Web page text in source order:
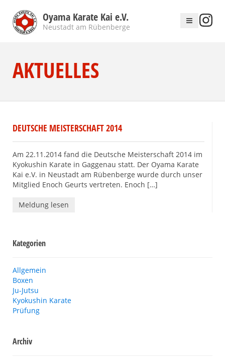
Oyama Karate Kai e.V.
Neustadt am Rübenberge
AKTUELLES
DEUTSCHE MEISTERSCHAFT 2014
Am 22.11.2014 fand die Deutsche Meisterschaft 2014 im
Kyokushin Karate in Gaggenau statt. Der Oyama Karate
Kai e.V. in Neustadt am Rübenberge wurde durch unser
Mitglied Enoch Geurts vertreten. Enoch […]
Meldung lesen
Kategorien
Allgemein
Boxen
Ju-Jutsu
Kyokushin Karate
Prüfung
Archiv